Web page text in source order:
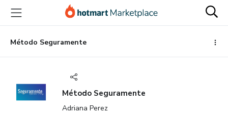
principal
página
de
página
Método Seguramente
Método Seguramente
Adriana Perez